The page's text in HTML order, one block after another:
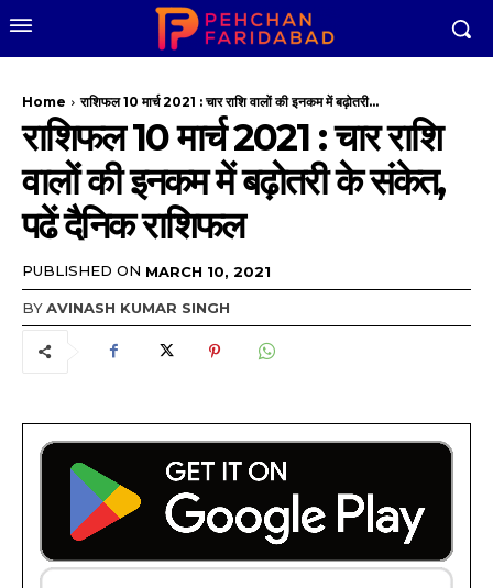
Home राशिफल 10 मार्च 2021 : चार राशि वालों की इनकम में बढ़ोतरी...
राशिफल 10 मार्च 2021 : चार राशि
वालों की इनकम में बढ़ोतरी के संकेत,
पढें दैनिक राशिफल
PUBLISHED ON MARCH 10, 2021
BYAVINASH KUMAR SINGH